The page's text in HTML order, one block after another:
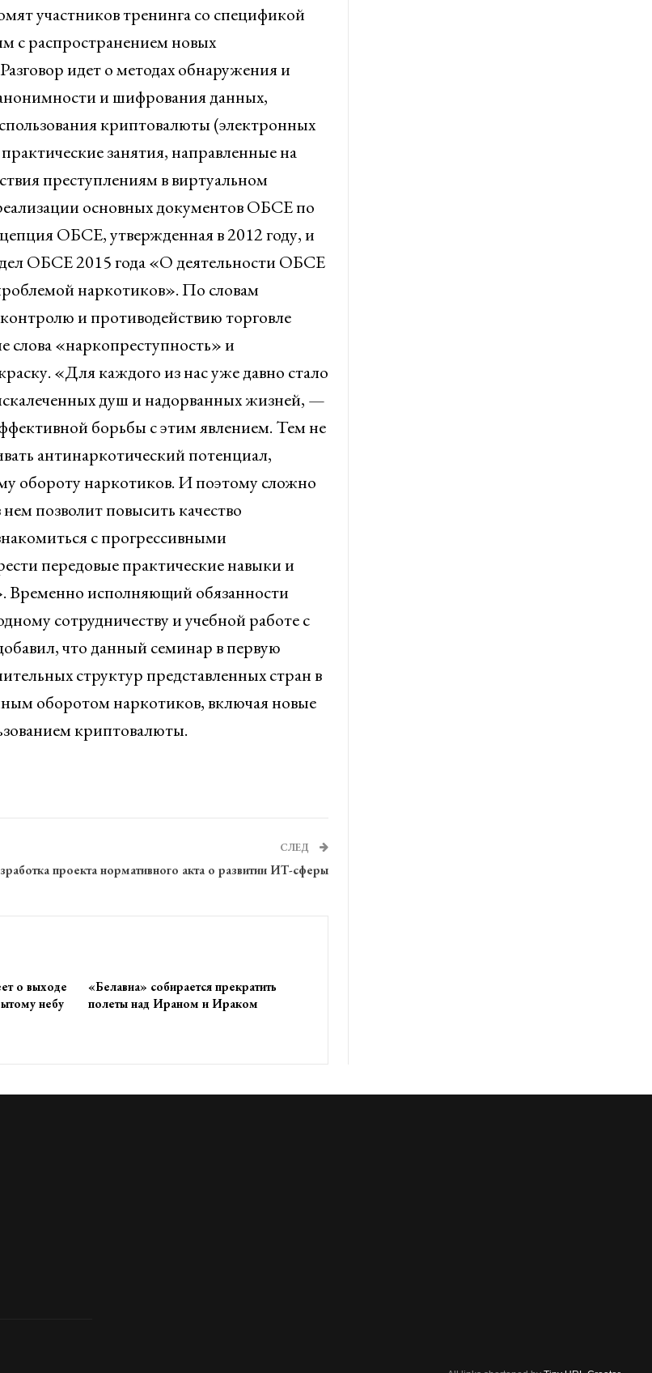
участников тренинга со спецификой
с распространением новых
идет о методах обнаружения и
и шифрования данных,
криптовалюты (электронных
занятия, направленные на
преступлениям в виртуальном
основных документов ОБСЕ по
ОБСЕ, утвержденная в 2012 году, и
ОБСЕ 2015 года «О деятельности ОБСЕ
наркотиков». По словам
и противодействию торговле
«наркопреступность» и
«Для каждого из нас уже давно стало
душ и надорванных жизней, —
борьбы с этим явлением. Тем не
антинаркотический потенциал,
обороту наркотиков. И поэтому сложно
позволит повысить качество
с прогрессивными
передовые практические навыки и
Временно исполняющий обязанности
сотрудничеству и учебной работе с
что данный семинар в первую
структур представленных стран в
оборотом наркотиков, включая новые
криптовалюты.
СЛЕД
проекта нормативного акта о развитии ИТ-сферы
о выходе
небу
«Белавиа» собирается прекратить
полеты над Ираном и Ираком